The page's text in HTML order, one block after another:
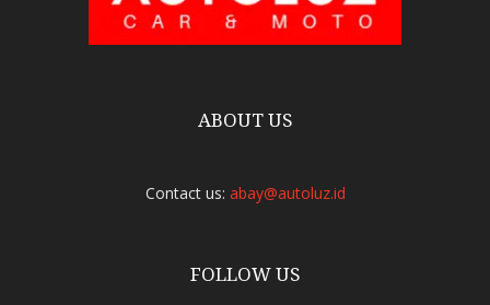
ABOUT US
Contact us: abay@autoluz.id
FOLLOW US